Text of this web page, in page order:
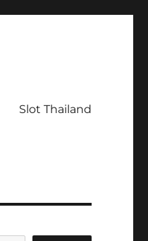
Slot Thailand